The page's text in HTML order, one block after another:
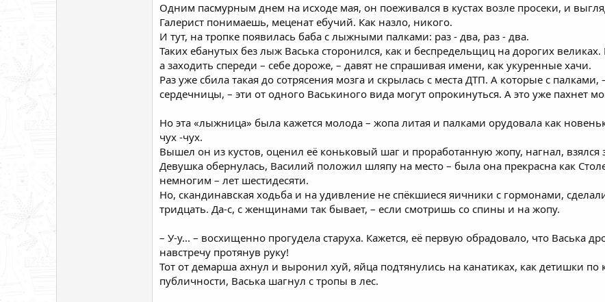
Одним пасмурным днем на исходе мая, он поеживался в кустах возле просеки, и
Галерист понимаешь, меценат ебучий. Как назло, никого.
И тут, на тропке появилась баба с лыжными палками: раз - два, раз - два.
Таких ебанутых без лыж Васька сторонился, как и беспредельщиц на дорогих
а заходить спереди – себе дороже, – давят не спрашивая имени, как укуренные хачи.
Раз уже сбила такая до сотрясения мозга и скрылась с места ДТП. А которые с
сердечницы, – эти от одного Васькиного вида могут опрокинуться. А это уже пахнет
Но эта «лыжница» была кажется молода – жопа литая и палками орудовала как
чух -чух.
Вышел он из кустов, оценил её коньковый шаг и проработанную жопу, нагнал, взялся
Девушка обернулась, Василий положил шляпу на место – была она прекрасна как
немногим – лет шестидесяти.
Но, скандинавская ходьба и на удивление не спёкшиеся яичники с гормонами,
тридцать. Да-с, с женщинами так бывает, – если смотришь со спины и на жопу.
– У-у... – восхищенно прогудела старуха. Кажется, её первую обрадовало, что Васька
навстречу протянув руку!
Тот от демарша ахнул и выронил хуй, яйца подтянулись на канатиках, как детишки по
публичности, Васька шагнул с тропы в лес.